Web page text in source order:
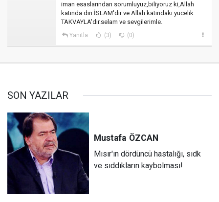
iman esaslarından sorumluyuz,biliyoruz ki,Allah
katında din İSLAM'dır ve Allah katındaki yücelik
TAKVAYLA'dır.selam ve sevgilerimle.
Yanıtla (3) (0)
SON YAZILAR
Mustafa ÖZCAN
Mısır'ın dördüncü hastalığı, sıdk
ve sıddıkların kaybolması!